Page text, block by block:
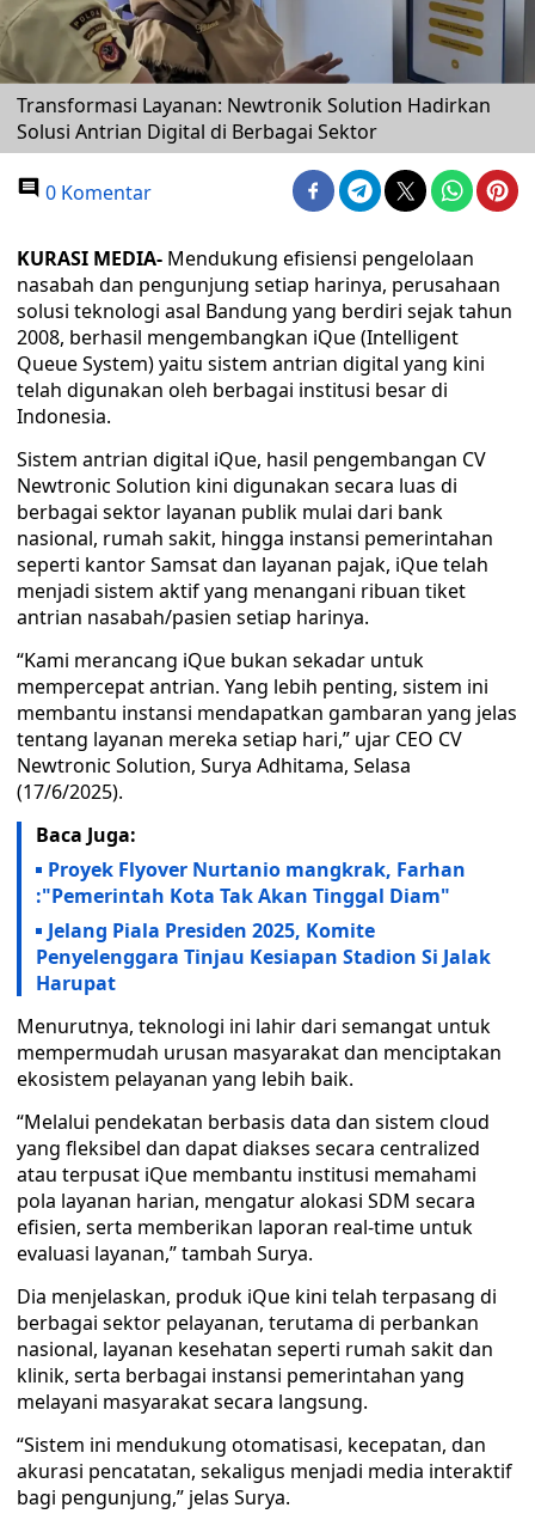
Transformasi Layanan: Newtronik Solution Hadirkan
Solusi Antrian Digital di Berbagai Sektor
0 Komentar
KURASI MEDIA- Mendukung efisiensi pengelolaan
nasabah dan pengunjung setiap harinya, perusahaan
solusi teknologi asal Bandung yang berdiri sejak tahun
2008, berhasil mengembangkan iQue (Intelligent
Queue System) yaitu sistem antrian digital yang kini
telah digunakan oleh berbagai institusi besar di
Indonesia.
Sistem antrian digital iQue, hasil pengembangan CV
Newtronic Solution kini digunakan secara luas di
berbagai sektor layanan publik mulai dari bank
nasional, rumah sakit, hingga instansi pemerintahan
seperti kantor Samsat dan layanan pajak, iQue telah
menjadi sistem aktif yang menangani ribuan tiket
antrian nasabah/pasien setiap harinya.
“Kami merancang iQue bukan sekadar untuk
mempercepat antrian. Yang lebih penting, sistem ini
membantu instansi mendapatkan gambaran yang jelas
tentang layanan mereka setiap hari,” ujar CEO CV
Newtronic Solution, Surya Adhitama, Selasa
(17/6/2025).
Baca Juga:
Proyek Flyover Nurtanio mangkrak, Farhan
:"Pemerintah Kota Tak Akan Tinggal Diam"
Jelang Piala Presiden 2025, Komite
Penyelenggara Tinjau Kesiapan Stadion Si Jalak
Harupat
Menurutnya, teknologi ini lahir dari semangat untuk
mempermudah urusan masyarakat dan menciptakan
ekosistem pelayanan yang lebih baik.
“Melalui pendekatan berbasis data dan sistem cloud
yang fleksibel dan dapat diakses secara centralized
atau terpusat iQue membantu institusi memahami
pola layanan harian, mengatur alokasi SDM secara
efisien, serta memberikan laporan real-time untuk
evaluasi layanan,” tambah Surya.
Dia menjelaskan, produk iQue kini telah terpasang di
berbagai sektor pelayanan, terutama di perbankan
nasional, layanan kesehatan seperti rumah sakit dan
klinik, serta berbagai instansi pemerintahan yang
melayani masyarakat secara langsung.
“Sistem ini mendukung otomatisasi, kecepatan, dan
akurasi pencatatan, sekaligus menjadi media interaktif
bagi pengunjung,” jelas Surya.